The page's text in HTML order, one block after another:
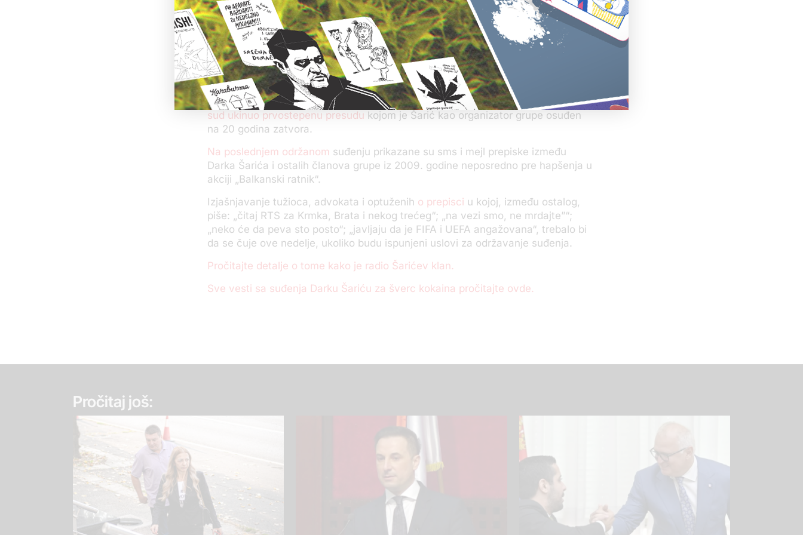
Zamenik tužioca Saša Ivanić zatražio je da se advokati kazne jer nisu obezbedili
zamenu za svoje nepojavljivanje.
Ovo je drugi put da se u poslednjih nedelju dana odlaže suđenje. Prošlog
četvrtka ono nije održano zbog lošeg zdravstvenog stanja jednog od optuženih.
Od početka godine odloženo je 10 suđenja, a održano svega sedam.
Suđenje je počelo ispočetka u septembru prošle godine, nakon što je
Apelacioni
sud ukinuo prvostepenu presudu kojom je Šarić kao organizator grupe osuđen
na 20 godina zatvora.
Na poslednjem održanom suđenju prikazane su sms i mejl prepiske između
Darka Šarića i ostalih članova grupe iz 2009. godine neposredno pre hapšenja u
akciji „Balkanski ratnik“.
Izjašnjavanje tužioca, advokata i optuženih o prepisci u kojoj, između ostalog,
piše: „čitaj RTS za Krmka, Brata i nekog trećeg“; „na vezi smo, ne mrdajte”“;
„neko će da peva sto posto“; „javljaju da je FIFA i UEFA angažovana“, trebalo bi
da se čuje ove nedelje, ukoliko budu ispunjeni uslovi za održavanje suđenja.
Pročitajte detalje o tome kako je radio Šarićev klan.
Sve vesti sa suđenja Darku Šariću za šverc kokaina pročitajte ovde.
Pročitaj još: